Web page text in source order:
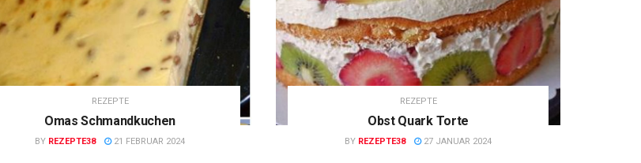
REZEPTE
Omas Schmandkuchen
BY REZEPTE38 21 FEBRUAR 2024
REZEPTE
Obst Quark Torte
BY REZEPTE38 27 JANUAR 2024